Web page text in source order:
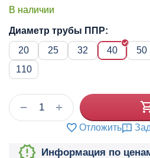
В наличии
Диаметр трубы ППР:
20
25 32 40 50
110
+
−
Отложить
Информация по